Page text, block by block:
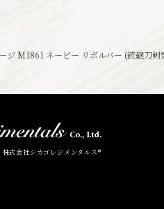
ジ M1861 ネービー リボルバー (銃砲刀
式会社シカゴレジメンタルス®